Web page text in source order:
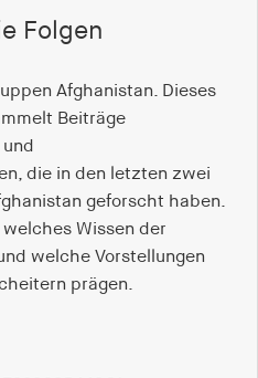
Folgen
Afghanistan. Dieses
Beiträge
die in den letzten zwei
geforscht haben.
Wissen der
welche Vorstellungen
prägen.